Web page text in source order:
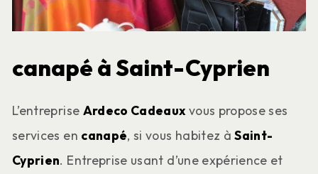
canapé à Saint-Cyprien
L’entreprise Ardeco Cadeauxvous propose ses
services en canapé, si vous habitez àSaint-
Cyprien. Entreprise usant d’une expérience et